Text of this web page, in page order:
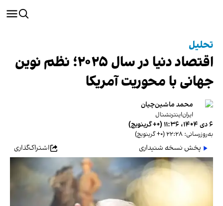
تحلیل
اقتصاد دنیا در سال ۲۰۲۵؛ نظم نوین
جهانی با محوریت آمریکا
محمد ماشین‌چیان
ایران‌اینترنشنال
۶ دی ۱۴۰۴، ۱۱:۳۶ (‎+۰ گرینویچ)
به‌روزرسانی: ۲۲:۲۸ (‎+۰ گرینویچ)
پخش نسخه شنیداری اشتراک‌گذاری